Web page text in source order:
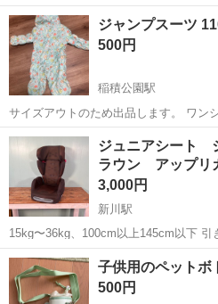
し汚れあります。
北海道 札幌市 稲積公園駅 キ
ジャンプスーツ
500円
稲積公園駅
サイズアウトのため出品します。 ワンシーズンのみ着隊です。 よろし
くお願いします。
北海道 札幌市
よろしくお願いします
ジュニアシート
ラウン アップリ
3,000円
新川駅
15kg〜36kg、100cm以上145cm以下
まではできておりません。 説明書なし
ります） そのため格安で出品いたします。 写真のもので全てに
す。 中古品...
北海道 札幌市 新川駅 キッズ
子供用のペットボ
500円